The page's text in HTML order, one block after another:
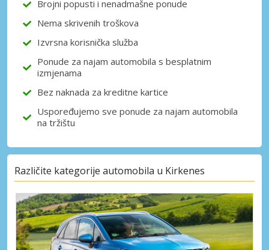
Brojni popusti i nenadmašne ponude
Nema skrivenih troškova
Izvrsna korisnička služba
Ponude za najam automobila s besplatnim
izmjenama
Bez naknada za kreditne kartice
Uspoređujemo sve ponude za najam automobila
na tržištu
Različite kategorije automobila u Kirkenes